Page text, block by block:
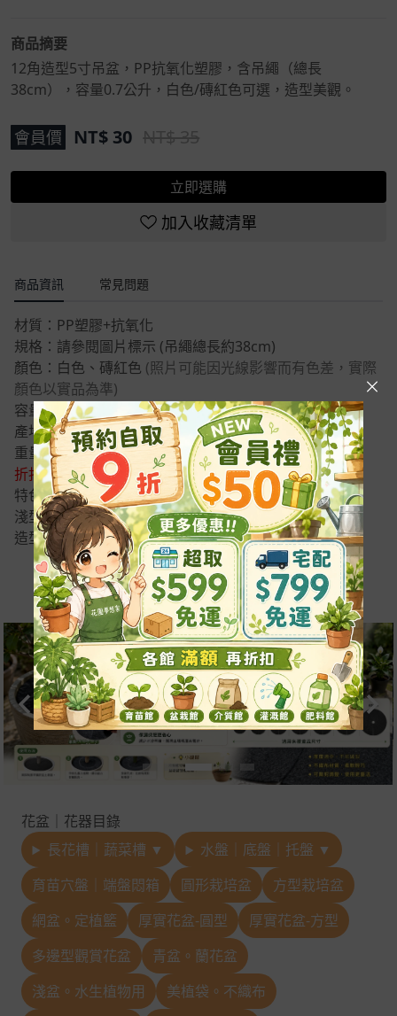
商品摘要
12角造型5寸吊盆，PP抗氧化塑膠，含吊繩（總長
38cm），容量0.7公升，白色/磚紅色可選，造型美觀。
會員價 NT$ 30 NT$ 35
立即選購
加入收藏清單
商品資訊 常見問題
材質：PP塑膠+抗氧化
規格：請參閱圖片標示 (吊繩總長約38cm)
顏色：白色、磚紅色 (照片可能因光線影響而有色差，實際
顏色以實品為準)
容量：0.7公升 重量：70g
產地：台灣
重量：70g
折扣優惠可混合顏色
特色：
淺型吊盆，適合垂藤類植物、多肉植物
造型美觀，多種用途
吊繩為活動式，可依需求安裝或移除
吊繩總長38cm
花盆｜花器目錄
長花槽｜蔬菜槽 ▼
水盤｜底盤｜托盤 ▼
育苗穴盤｜端盤悶箱
圓形栽培盆
方型栽培盆
網盆。定植籃
厚實花盆-圓型
厚實花盆-方型
多邊型觀賞花盆
青盆。蘭花盆
淺盆。水生植物用
美植袋。不織布